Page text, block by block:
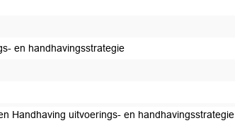
en handhavingsstrategie
Handhaving uitvoerings- en handhavingsstrategie